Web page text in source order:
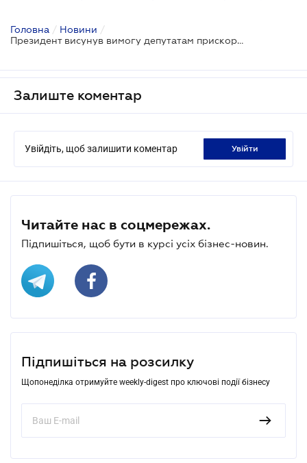
Головна / Новини /
Президент висунув вимогу депутатам прискорити створення Вищого антикорупційного суду
Залиште коментар
Увійдіть, щоб залишити коментар увійти
Читайте нас в соцмережах.
Підпишіться, щоб бути в курсі усіх бізнес-новин.
Підпишіться на розсилку
Щопонеділка отримуйте weekly-digest про ключові події бізнесу